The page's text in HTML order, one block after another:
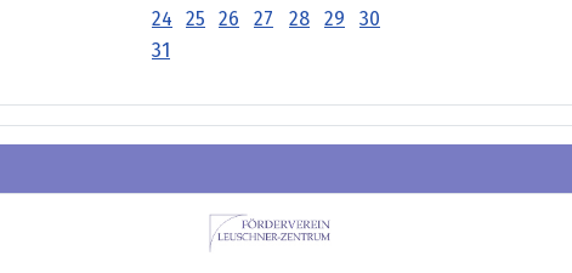
24
25 26 27 28 29
30
31